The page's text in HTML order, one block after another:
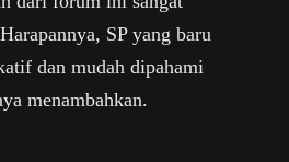
SP yang baru
dan mudah dipahami
menambahkan.